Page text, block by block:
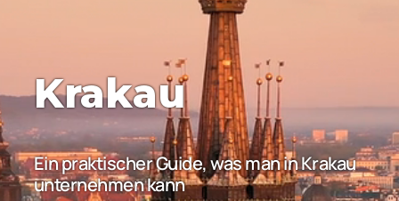
Krakau
Ein praktischer Guide, was man in Krakau
unternehmen kann